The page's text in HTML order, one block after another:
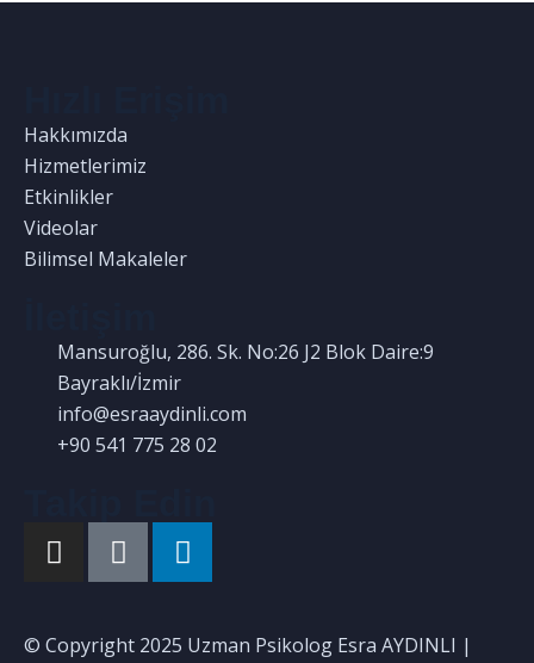
Hakkımızda
Hizmetlerimiz
Etkinlikler
Videolar
Bilimsel Makaleler
Mansuroğlu, 286. Sk. No:26 J2 Blok Daire:9
Bayraklı/İzmir
info@esraaydinli.com
+90 541 775 28 02
© Copyright 2025 Uzman Psikolog Esra AYDINLI |